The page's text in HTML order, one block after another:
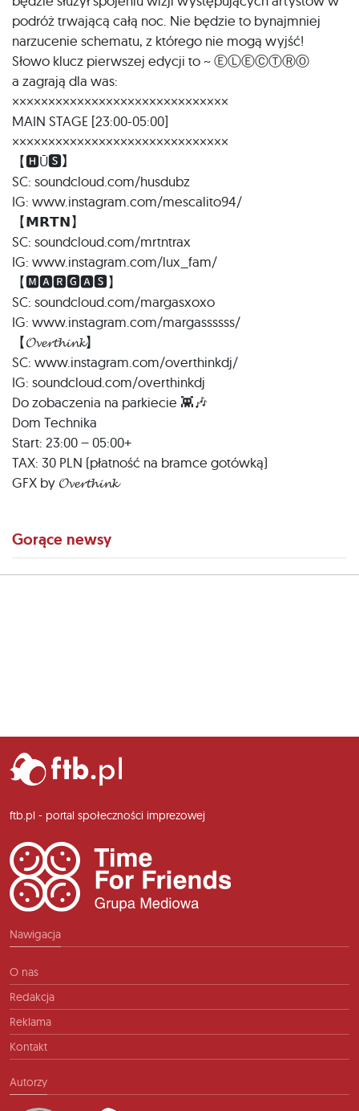
podróż trwającą całą noc. Nie będzie to bynajmniej
narzucenie schematu, z którego nie mogą wyjść!
Słowo klucz pierwszej edycji to ~ ⒺⓁⒺⒸⓉⓇⓄ
a zagrają dla was:
××××××××××××××××××××××××××××××
MAIN STAGE [23:00-05:00]
××××××××××××××××××××××××××××××
【🅷Ū🆂】
SC: soundcloud.com/husdubz
IG: www.instagram.com/mescalito94/
【𝗠𝗥𝗧𝗡】
SC: soundcloud.com/mrtntrax
IG: www.instagram.com/lux_fam/
【🅼🅰🆁🅶🅰🆂】
SC: soundcloud.com/margasxoxo
IG: www.instagram.com/margassssss/
【𝓞𝓿𝓮𝓻𝓽𝓱𝓲𝓷𝓴】
SC: www.instagram.com/overthinkdj/
IG: soundcloud.com/overthinkdj
Do zobaczenia na parkiecie 👾🎶
Dom Technika
Start: 23:00 – 05:00+
TAX: 30 PLN (płatność na bramce gotówką)
GFX by 𝓞𝓿𝓮𝓻𝓽𝓱𝓲𝓷𝓴
Gorące newsy
ftb.pl - portal społeczności imprezowej
Nawigacja
O nas
Redakcja
Reklama
Kontakt
Autorzy